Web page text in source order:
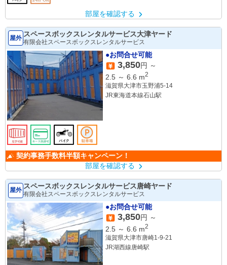
部屋を確認する
屋外 スペースボックスレンタルサービス大津ヤード
有限会社スペースボックスレンタルサービス
●お問合せ可能
3,850円 ～
2.5 ～ 6.6 m2
滋賀県大津市玉野浦5-14
JR東海道本線石山駅
契約事務手数料半額キャンペーン！
部屋を確認する
屋外 スペースボックスレンタルサービス唐崎ヤード
有限会社スペースボックスレンタルサービス
●お問合せ可能
3,850円 ～
2.5 ～ 6.6 m2
滋賀県大津市唐崎1-9-21
JR湖西線唐崎駅